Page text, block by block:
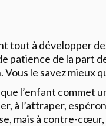
tout à développer
patience de la part
le savez mieux
l’enfant commet
à l’attraper,
mais à contre-cœur,